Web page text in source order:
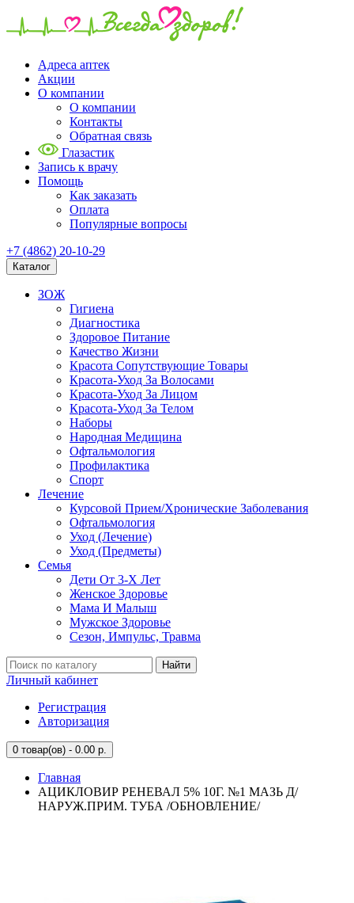
Адреса аптек
Акции
О компании
О компании
Контакты
Обратная связь
Глазастик
Запись к врачу
Помощь
Как заказать
Оплата
Популярные вопросы
+7 (4862) 20-10-29
Каталог
ЗОЖ
Гигиена
Диагностика
Здоровое Питание
Качество Жизни
Красота Сопутствующие Товары
Красота-Уход За Волосами
Красота-Уход За Лицом
Красота-Уход За Телом
Наборы
Народная Медицина
Офтальмология
Профилактика
Спорт
Лечение
Курсовой Прием/Хронические Заболевания
Офтальмология
Уход (Лечение)
Уход (Предметы)
Семья
Дети От 3-Х Лет
Женское Здоровье
Мама И Малыш
Мужское Здоровье
Сезон, Импульс, Травма
Найти
Личный кабинет
Регистрация
Авторизация
0 товар(ов) - 0.00 р.
Главная
АЦИКЛОВИР РЕНЕВАЛ 5% 10Г. №1 МАЗЬ Д/
НАРУЖ.ПРИМ. ТУБА /ОБНОВЛЕНИЕ/